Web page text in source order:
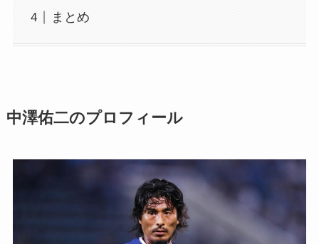
まとめ
中澤佑二のプロフィール